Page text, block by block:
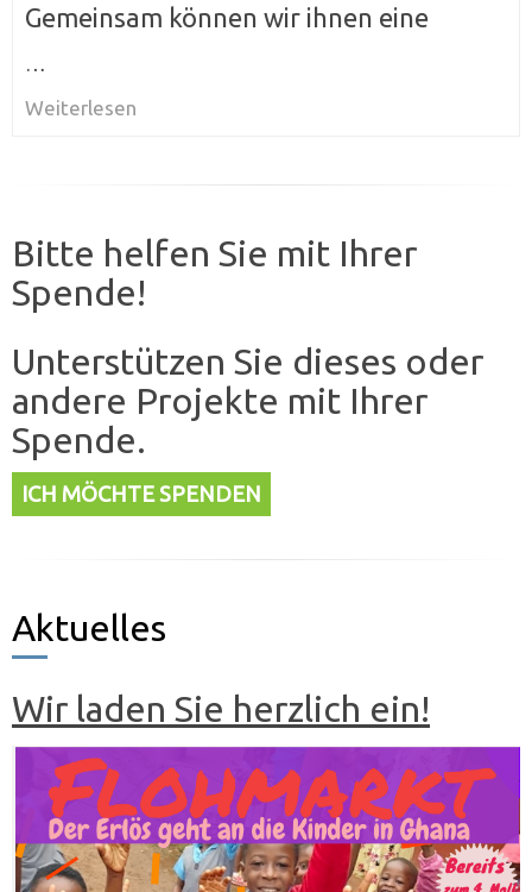
Gemeinsam können wir ihnen eine
Weiterlesen
Bitte helfen Sie mit Ihrer
Spende!
Unterstützen Sie dieses oder
andere Projekte mit Ihrer
Spende.
ICH MÖCHTE SPENDEN
Aktuelles
Wir laden Sie herzlich ein!